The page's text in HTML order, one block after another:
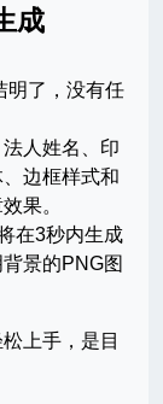
成
明了，没有任
人姓名、印
边框样式和
果。
在3秒内生成
景的PNG图
上手，是目